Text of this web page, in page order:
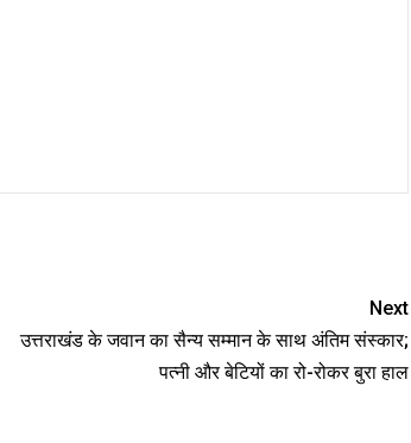
Next
उत्तराखंड के जवान का सैन्य सम्मान के साथ अंतिम संस्कार;
पत्नी और बेटियों का रो-रोकर बुरा हाल